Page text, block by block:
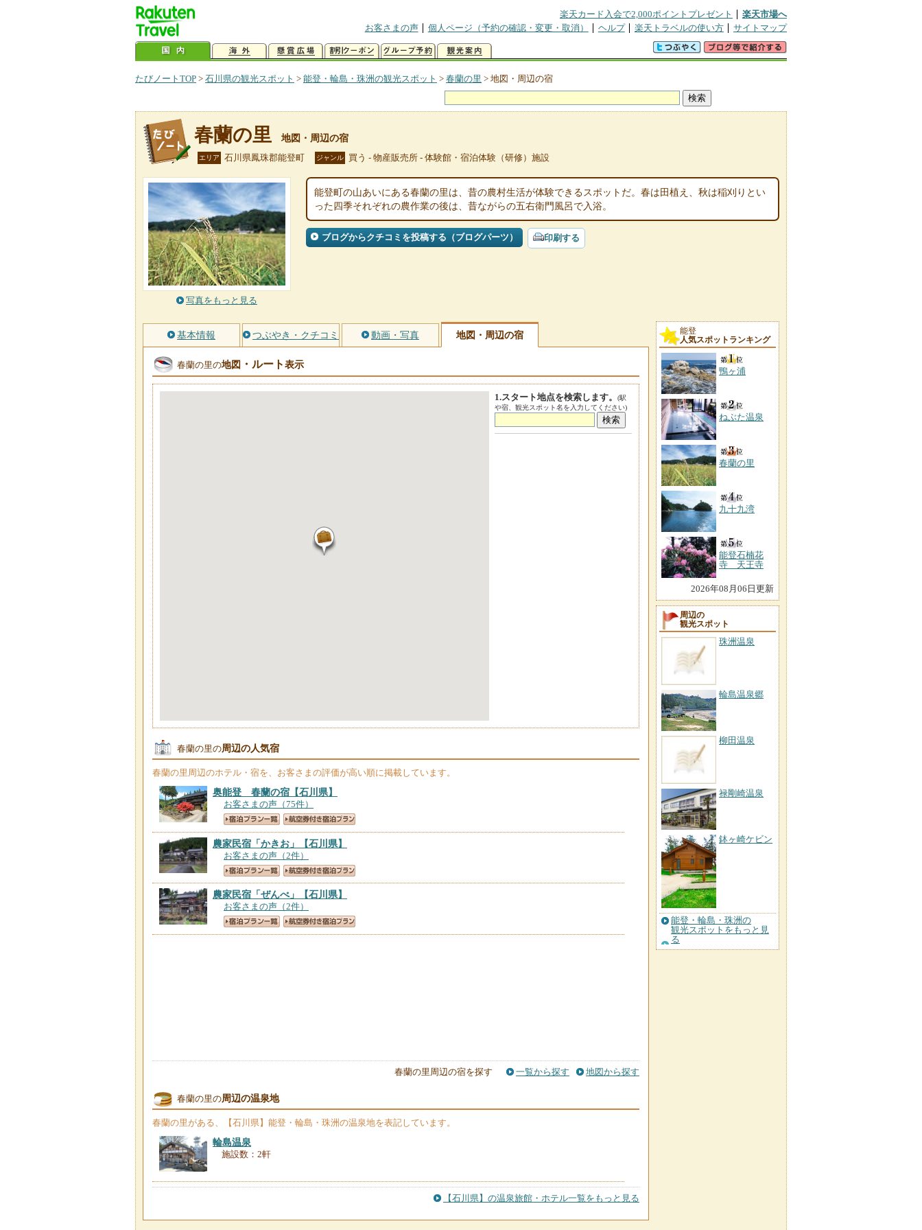
楽天カード入会で2,000ポイントプレゼント
楽天市場へ
お客さまの声
個人ページ（予約の確認・変更・取消） ヘルプ 楽天トラベルの使い方 サイトマップ
たびノートTOP > 石川県の観光スポット > 能登・輪島・珠洲の観光スポット > 春蘭の里 > 地図・周辺の宿
春蘭の里 地図・周辺の宿
エリア 石川県鳳珠郡能登町 ジャンル 買う - 物産販売所 - 体験館・宿泊体験（研修）施設
写真をもっと見る
能登町の山あいにある春蘭の里は、昔の農村生活が体験できるスポットだ。春は田植え、秋は稲刈りとい
った四季それぞれの農作業の後は、昔ながらの五右衛門風呂で入浴。
ブログからクチコミを投稿する（ブログパーツ） 印刷する
基本情報 つぶやき・クチコミ 動画・写真 地図・周辺の宿
春蘭の里の地図 ・ルート表示
1.スタート地点を検索します。
(駅
や宿、観光スポット名を入力してください)
春蘭の里の周辺の人気宿
春蘭の里周辺のホテル・宿を、お客さまの評価が高い順に掲載しています。
奥能登 春蘭の宿 【石川県】
お客さまの声（75件）
農家民宿「かきお」 【石川県】
お客さまの声（2件）
農家民宿「ぜんべ」 【石川県】
お客さまの声（2件）
春蘭の里周辺の宿を探す 一覧から探す 地図から探す
春蘭の里の周辺の温泉地
春蘭の里がある、【石川県】能登・輪島・珠洲の温泉地を表記しています。
輪島温泉
施設数：2軒
【石川県】の温泉旅館・ホテル一覧をもっと見る
能登
人気スポットランキング
鴨ヶ浦
ねぶた温泉
春蘭の里
九十九湾
能登石楠花
寺 天王寺
2026年08月06日更新
周辺の
観光スポット
珠洲温泉
輪島温泉郷
柳田温泉
禄剛崎温泉
鉢ヶ崎ケビン
能登・輪島・珠洲の
観光スポットをもっと見
る